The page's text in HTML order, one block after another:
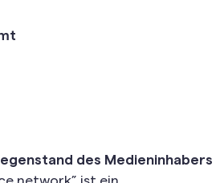
des Medieninhabers